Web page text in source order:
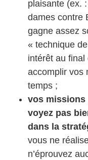
plaisante (ex.
dames contre
gagne assez
« technique
intérêt au
accomplir vos
temps ;
vos missions
voyez pas
dans la
vous ne
n’éprouvez